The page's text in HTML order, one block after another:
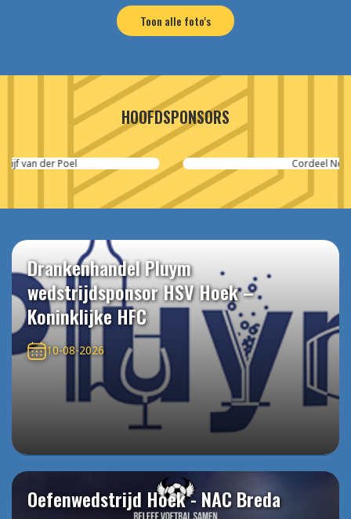
Toon alle foto's
HOOFDSPONSORS
Cordeel Nederland
Drankenhandel Pluym
wedstrijdsponsor HSV Hoek –
Koninklijke HFC
10-08-2026
Oefenwedstrijd Hoek - NAC Breda